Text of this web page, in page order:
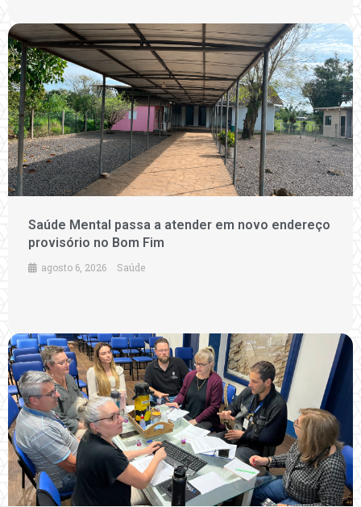
Saúde Mental passa a atender em novo endereço
provisório no Bom Fim
agosto 6, 2026 Saúde